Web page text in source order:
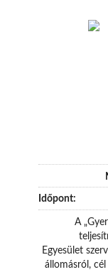
A
Egyesület
állomásról,